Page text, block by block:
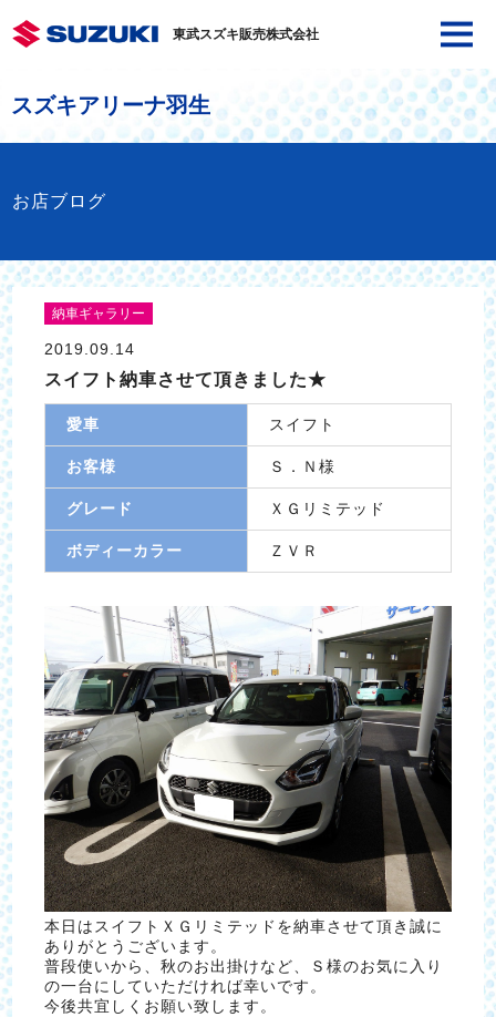
東武スズキ販売株式会社
スズキアリーナ羽生
お店ブログ
納車ギャラリー
2019.09.14
スイフト納車させて頂きました★
愛車 スイフト
お客様 Ｓ．Ｎ様
グレード ＸＧリミテッド
ボディーカラー ＺＶＲ
本日はスイフトＸＧリミテッドを納車させて頂き誠に
ありがとうございます。
普段使いから、秋のお出掛けなど、Ｓ様のお気に入り
の一台にしていただければ幸いです。
今後共宜しくお願い致します。